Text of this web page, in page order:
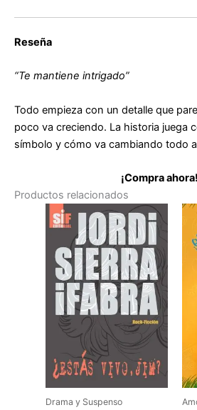
Reseña
“Te mantiene intrigado”
Todo empieza con un detalle que
poco va creciendo. La historia juega
símbolo y cómo va cambiando todo
¡Compra ahora!
Productos relacionados
Drama y Suspenso